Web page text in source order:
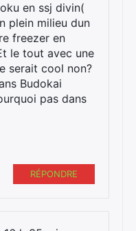
en ssj divin(
plein milieu dun
freezer en
le tout avec une
serait cool non?
Budokai
pas dans
RÉPONDRE